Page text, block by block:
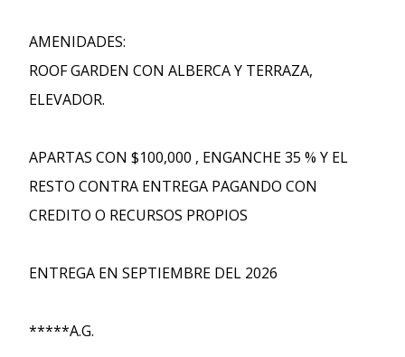
AMENIDADES:
ROOF GARDEN CON ALBERCA Y TERRAZA,
ELEVADOR.
APARTAS CON $100,000 , ENGANCHE 35 % Y EL
RESTO CONTRA ENTREGA PAGANDO CON
CREDITO O RECURSOS PROPIOS
ENTREGA EN SEPTIEMBRE DEL 2026
*****A.G.